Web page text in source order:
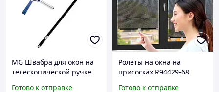
MG Швабра для окон на
телескопической ручке
Готово к отправке
Ролеты на окна на
присосках R94429-68
Готово к отправке